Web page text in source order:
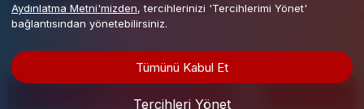
Aydınlatma Metni'mizden, tercihlerinizi 'Tercihlerimi Yönet'
bağlantısından yönetebilirsiniz.
Tümünü Kabul Et
Tercihleri Yönet
Kişisel Verilerin Korunması Kanunu Gizlilik ve Çerez Politikası
Copyright @ 2021 - 2026 eczaneden.com